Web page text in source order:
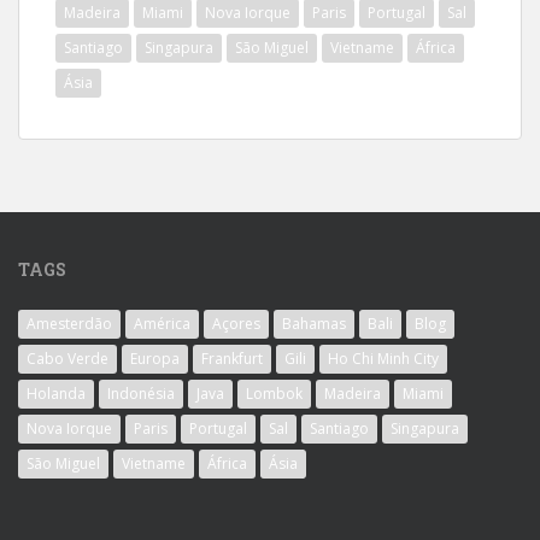
Madeira Miami Nova Iorque Paris Portugal
Sal
Santiago
Singapura São Miguel Vietname
África
Ásia
TAGS
Amesterdão América Açores Bahamas Bali
Blog
Cabo Verde
Europa Frankfurt Gili
Ho Chi Minh City
Holanda
Indonésia Java Lombok Madeira
Miami
Nova Iorque
Paris Portugal Sal Santiago
Singapura
São Miguel
Vietname África Ásia